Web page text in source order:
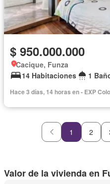
$ 950.000.000
Cacique, Funza
14 Habitaciones
1
Hace 3 días, 14 horas en - EXP
1 2
Valor de la vivienda en